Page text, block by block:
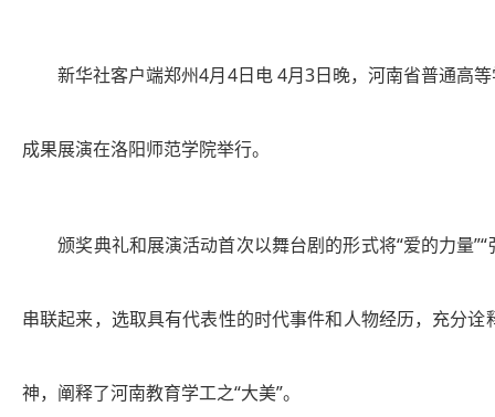
新华社客户端郑州4月4日电 4月3日晚，河南省普通高
成果展演在洛阳师范学院举行。
颁奖典礼和展演活动首次以舞台剧的形式将“爱的力量”“
串联起来，选取具有代表性的时代事件和人物经历，充分
神，阐释了河南教育学工之“大美”。